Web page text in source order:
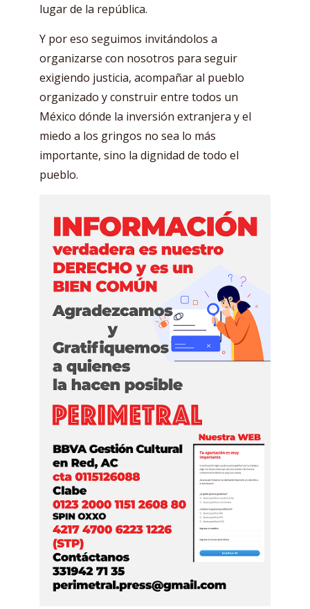
lugar de la república.
Y por eso seguimos invitándolos a
organizarse con nosotros para seguir
exigiendo justicia, acompañar al pueblo
organizado y construir entre todos un
México dónde la inversión extranjera y el
miedo a los gringos no sea lo más
importante, sino la dignidad de todo el
pueblo.